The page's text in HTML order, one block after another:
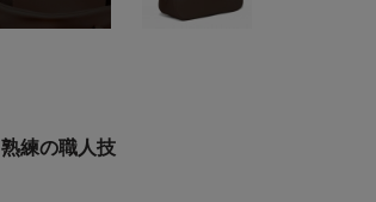
熟練の職人技